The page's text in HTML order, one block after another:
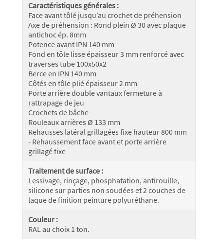
Caractéristiques générales :
Face avant tôlé jusqu’au crochet de préhension
Axe de préhension : Rond plein Ø 30 avec plaque
antichoc ép. 8mm
Potence avant IPN 140 mm
Fond en tôle lisse épaisseur 3 mm renforcé avec
traverses tube 100x50x2
Berce en IPN 140 mm
Côtés en tôle plié épaisseur 2 mm
Porte arrière double vantaux fermeture à
rattrapage de jeu
Crochets de bâche
Rouleaux arrières Ø 133 mm
Rehausses latéral grillagées fixe hauteur 800 mm
- Rehaussement face avant et porte arrière
grillagé fixe
Traitement de surface :
Lessivage, rinçage, phosphatation, antirouille,
silicone sur parties non soudées et 2 couches de
laque de finition peinture polyuréthane.
Couleur :
RAL au choix 1 ton.